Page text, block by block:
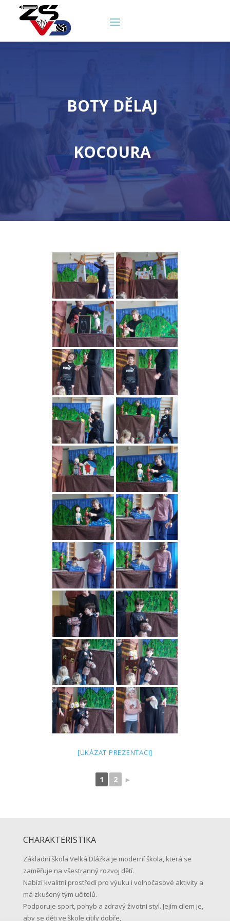
BOTY DĚLAJ
KOCOURA
[UKÁZAT PREZENTACI]
1 2 ►
CHARAKTERISTIKA
Základní škola Velká Dlážka je moderní škola, která se
zaměřuje na všestranný rozvoj dětí.
Nabízí kvalitní prostředí pro výuku i volnočasové aktivity a
má zkušený tým učitelů.
Podporuje sport, pohyb a zdravý životní styl. Jejím cílem je,
aby se děti ve škole cítily dobře,